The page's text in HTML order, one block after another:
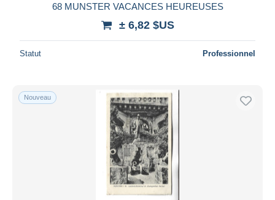
68 MUNSTER VACANCES HEUREUSES
± 6,82 $US
Statut Professionnel
Nouveau